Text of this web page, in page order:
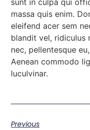
massa quis enim.
eleifend acer sem
blandit vel, ridiculus
nec, pellentesque
Aenean commodo
luculvinar.
Previous